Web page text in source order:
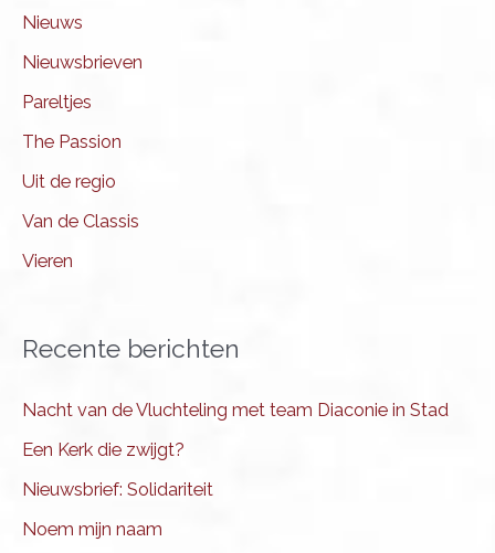
Nieuws
Nieuwsbrieven
Pareltjes
The Passion
Uit de regio
Van de Classis
Vieren
Recente berichten
Nacht van de Vluchteling met team Diaconie in Stad
Een Kerk die zwijgt?
Nieuwsbrief: Solidariteit
Noem mijn naam